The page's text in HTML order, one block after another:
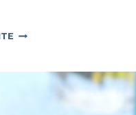
COMME
À
COURGETTE…